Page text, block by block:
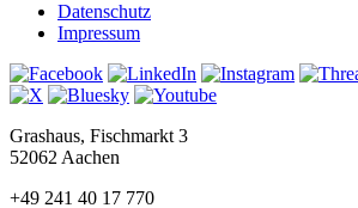
Datenschutz
Impressum
Grashaus, Fischmarkt 3
52062 Aachen
+49 241 40 17 770